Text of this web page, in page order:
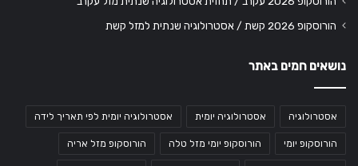
הורוסקופ 2026 קשת / אסטרולוגיה שנתית למזל קשת
נושאים חמים באתר
אסטרולוגיה אסטרולוגיה יומית אסטרולוגיה יומית לפי תאריך לידה
הורוסקופ יומי הורוסקופ יומי מזל טלה הורוסקופ מזל אריה